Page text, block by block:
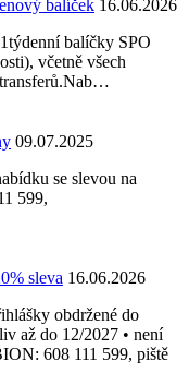
balíček 16.06.2026
balíčky SPO
včetně všech
09.07.2025
se slevou na
599,
sleva 16.06.2026
obdržené do
až do 12/2027 • není
608 111 599, piště